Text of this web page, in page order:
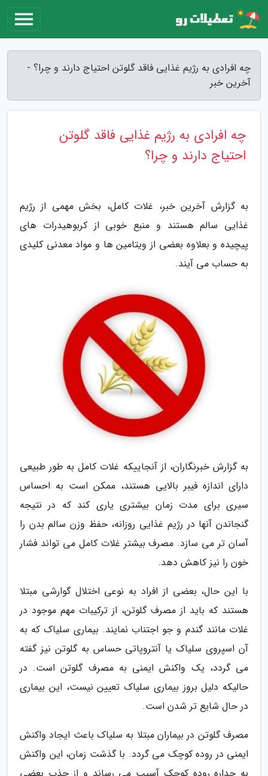
چه افرادی به رژیم غذایی فاقد گلوتن احتیاج دارند و چرا؟ -
آخرین خبر
چه افرادی به رژیم غذایی فاقد گلوتن
احتیاج دارند و چرا؟
به گزارش آخرین خبر، غلات کامل، بخش مهمی از رژیم
غذایی سالم هستند و منبع خوبی از کربوهیدرات های
پیچیده و بعلاوه بعضی از ویتامین ها و مواد معدنی کلیدی
به حساب می آیند.
به گزارش خبرنگاران، از آنجاییکه غلات کامل به طور طبیعی
دارای اندازه فیبر بالایی هستند، ممکن است به احساس
سیری برای مدت زمان بیشتری یاری کند که در نتیجه
گنجاندن آنها در رژیم غذایی روزانه، حفظ وزن سالم بدن را
آسان تر می سازد. مصرف بیشتر غلات کامل می تواند فشار
خون را نیز کاهش دهد.
با این حال، بعضی از افراد به نوعی اختلال گوارشی مبتلا
هستند که باید از مصرف گلوتن، از ترکیبات مهم موجود در
غلات مانند گندم و جو اجتناب نمایند. بیماری سلیاک که به
آن اسپروی سلیاک یا آنتروپاتی حساس به گلوتن نیز گفته
می گردد، یک واکنش ایمنی به مصرف گلوتن است. در
حالیکه دلیل بروز بیماری سلیاک تعیین نیست، این بیماری
در حال شایع تر شدن است.
مصرف گلوتن در بیماران مبتلا به سلیاک باعث ایجاد واکنش
ایمنی در روده کوچک می گردد. با گذشت زمان، این واکنش